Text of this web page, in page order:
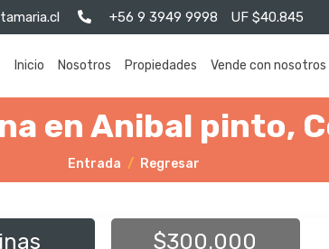
+56 9 3949 9998 UF $40.845
Inicio Nosotros Propiedades Vende con nosotros
en Anibal pinto,
Entrada Regresar
$300.000